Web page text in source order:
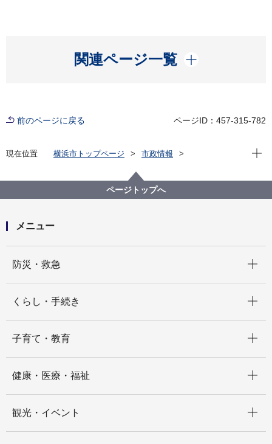
関連ページ一覧
開く
前のページに戻る ページID：457-315-782
現在位置 横浜市トップページ
市政情報
令和７年11月14日付け人事異動
現在
ページトップへ
メニュー
防災・救急
くらし・手続き
子育て・教育
健康・医療・福祉
観光・イベント